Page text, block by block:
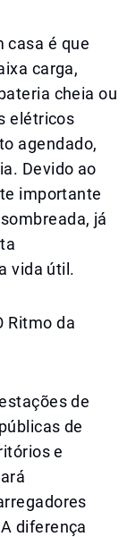
casa é que
carga,
cheia ou
elétricos
agendado,
Devido ao
importante
já
vida útil.
Ritmo da
de
de
e
diferença